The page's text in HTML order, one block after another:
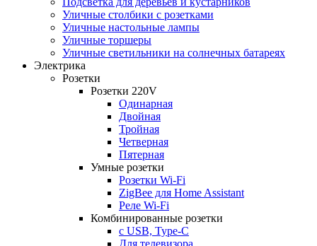
Уличные столбики с розетками
Уличные настольные лампы
Уличные торшеры
Уличные светильники на солнечных батареях
Электрика
Розетки
Розетки 220V
Одинарная
Двойная
Тройная
Четверная
Пятерная
Умные розетки
Розетки Wi-Fi
ZigBee для Home Assistant
Реле Wi-Fi
Комбинированные розетки
с USB, Type-C
Для телевизора